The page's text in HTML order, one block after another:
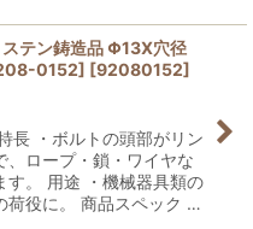
テン鋳造品 Φ13X穴径
0152] [92080152]
長 ・ボルトの頭部がリン
、ロープ・鎖・ワイヤな
す。 用途 ・機械器具類の
荷役に。 商品スペック …